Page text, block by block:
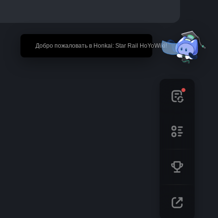
🎉 Добро пожаловать в Honkai: Star Rail HoYoWiki!